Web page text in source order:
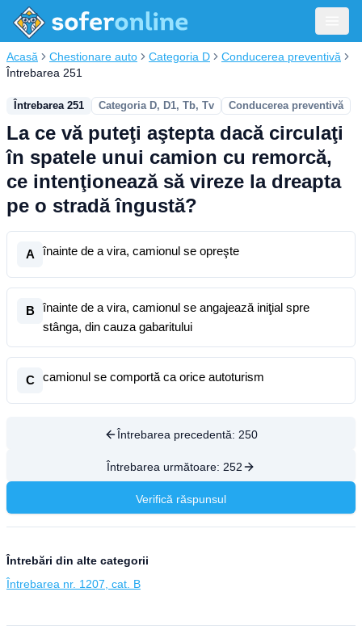
Acasă Chestionare auto Categoria D
Conducerea preventivă
Întrebarea 251
Întrebarea 251 Categoria D, D1, Tb, Tv Conducerea preventivă
La ce vă puteţi aştepta dacă circulaţi
în spatele unui camion cu remorcă,
ce intenţionează să vireze la dreapta
pe o stradă îngustă?
A înainte de a vira, camionul se opreşte
B
înainte de a vira, camionul se angajează iniţial spre
stânga, din cauza gabaritului
C camionul se comportă ca orice autoturism
Întrebarea precedentă: 250
Întrebarea următoare: 252
Verifică răspunsul
Întrebări din alte categorii
Întrebarea nr. 1207, cat. B